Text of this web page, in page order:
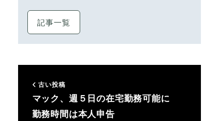
記事一覧
古い投稿
マック、週５日の在宅勤務可能に
勤務時間は本人申告